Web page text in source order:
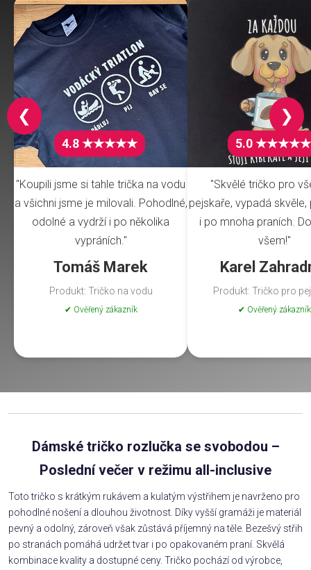
4.8 ★★★★★
"Koupili jsme si tahle trička na vodu
a všichni jsme je milovali. Pohodlné,
odolné a vydrží i po několika
vypráních."
Tomáš Marek
Produkt: Tričko na vodu
✔ Ověřený zákazník
5.0 ★★★★★
"Skvělé tričko pro
pejskaře, vypadá
i po mnoha praních.
všem!"
Karel
Produkt: Tričko pro
✔ Ověřený zákazník
❮ ❯
Dámské tričko rozlučka se svobodou –
Poslední večer v režimu all-inclusive
Toto tričko s krátkým rukávem a kulatým výstřihem je navrženo pro
pohodlné nošení a dlouhou životnost. Díky vyšší gramáži je materiál
pevný a odolný, zároveň však zůstává příjemný na těle. Bezešvý střih
po stranách pomáhá udržet tvar i po opakovaném praní. Skvělá
kombinace kvality a dostupné ceny. Tričko pochází od výrobce,